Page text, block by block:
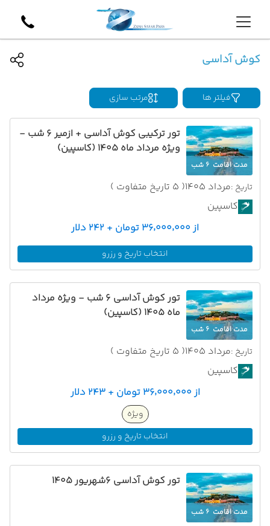
کوش آداسی
فیلتر ها مرتب سازی
مدت اقامت 6 شب
تور ترکیبی کوش آداسی + ازمیر 6 شب -
ویژه مرداد ماه 1405 (کاسپین)
تاریخ :مرداد 1405
( 5 تاریخ متفاوت )
کاسپین
از ۳۶٬۰۰۰٬۰۰۰ تومان + ۲۴۲ دلار
انتخاب تاریخ و رزرو
مدت اقامت 6 شب
تور کوش آداسی 6 شب - ویژه مرداد
ماه 1405 (کاسپین)
تاریخ :مرداد 1405
( 5 تاریخ متفاوت )
کاسپین
از ۳۶٬۰۰۰٬۰۰۰ تومان + ۲۴۳ دلار
ویژه
انتخاب تاریخ و رزرو
مدت اقامت 6 شب
تور کوش آداسی 6شهریور 1405